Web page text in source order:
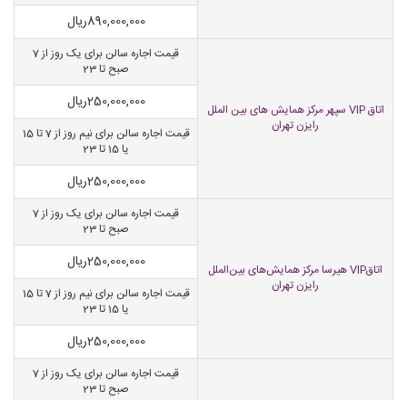
890,000,000ریال
اتاق VIP سپهر مرکز همایش های بین الملل
رایزن تهران
قیمت اجاره سالن برای یک روز از 7
صبح تا 23
250,000,000ریال
قیمت اجاره سالن برای نیم روز از 7 تا 15
یا 15 تا 23
250,000,000ریال
اتاقVIP هیرسا مرکز همایش‌های بین‌الملل
رایزن تهران
قیمت اجاره سالن برای یک روز از 7
صبح تا 23
250,000,000ریال
قیمت اجاره سالن برای نیم روز از 7 تا 15
یا 15 تا 23
250,000,000ریال
قیمت اجاره سالن برای یک روز از 7
صبح تا 23